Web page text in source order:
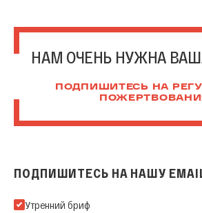
НАМ ОЧЕНЬ НУЖНА
ПОДПИШИТЕСЬ НА
ПОДПИШИТЕСЬ НА НАШУ
Подпишитесь на нашу Email-рассылку
Утренний бриф